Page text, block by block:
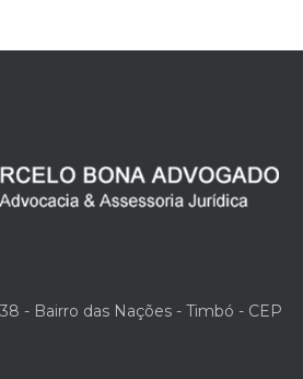
- Bairro das Nações - Timbó - CEP